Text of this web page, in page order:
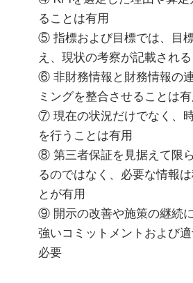
ることは有用
⑤ 指標および目標では、目
え、現状の考察が記載され
⑥ 非財務情報と財務情報の
ミングを整合させることは有
⑦ 現在の状況だけでなく、
を行うことは有用
⑧ 第三者保証を見据えて限
るのではなく、必要な情報
とが有用
⑨ 開示の改善や施策の継続
強いコミットメントおよび
必要